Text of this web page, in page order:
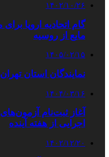
۱۴۰۲/۱۰/۲۶
گام اتحادیه اروپا
مایع از روسیه
۱۴۰۵/۰۲/۱۵
نمایندگان استان
۱۴۰۴/۰۳/۱۶
آغاز ثبت‌نام
اجرایی از هفته آینده
۱۴۰۲/۱۲/۲۰